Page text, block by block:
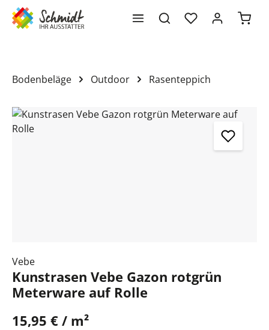
springen
Bodenbeläge Outdoor Rasenteppich
Bildergalerie überspringen
Vebe
Kunstrasen Vebe Gazon rotgrün
Meterware auf Rolle
15,95 € / m²